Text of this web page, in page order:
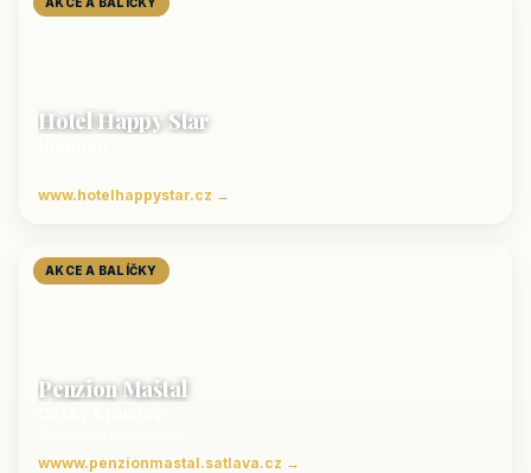
Hotel Happy Star
www.hotelhappystar.cz →
AKCE A BALÍČKY
Penzion Maštal
wwww.penzionmastal.satlava.cz →